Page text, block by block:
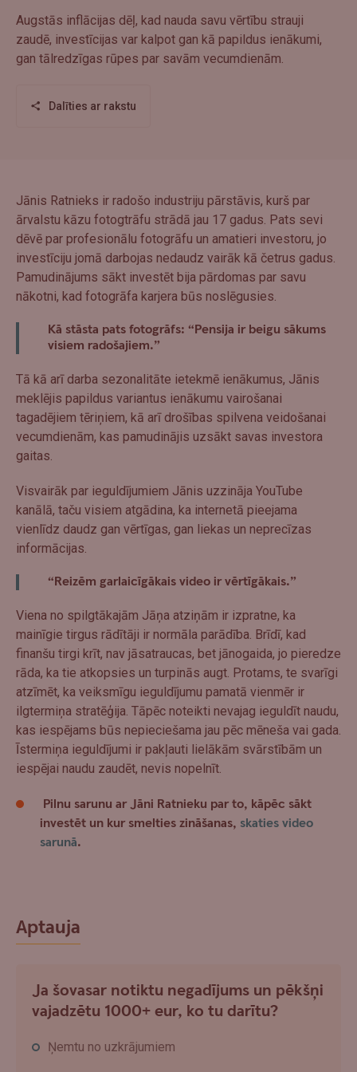
Augstās inflācijas dēļ, kad nauda savu vērtību strauji
zaudē, investīcijas var kalpot gan kā papildus ienākumi,
gan tālredzīgas rūpes par savām vecumdienām.
Dalīties ar rakstu
Jānis Ratnieks ir radošo industriju pārstāvis, kurš par
ārvalstu kāzu fotogtrāfu strādā jau 17 gadus. Pats sevi
dēvē par profesionālu fotogrāfu un amatieri investoru, jo
investīciju jomā darbojas nedaudz vairāk kā četrus gadus.
Pamudinājums sākt investēt bija pārdomas par savu
nākotni, kad fotogrāfa karjera būs noslēgusies.
Kā stāsta pats fotogrāfs: “Pensija ir beigu sākums
visiem radošajiem.”
Tā kā arī darba sezonalitāte ietekmē ienākumus, Jānis
meklējis papildus variantus ienākumu vairošanai
tagadējiem tēriņiem, kā arī drošības spilvena veidošanai
vecumdienām, kas pamudinājis uzsākt savas investora
gaitas.
Visvairāk par ieguldījumiem Jānis uzzināja YouTube
kanālā, taču visiem atgādina, ka internetā pieejama
vienlīdz daudz gan vērtīgas, gan liekas un neprecīzas
informācijas.
“Reizēm garlaicīgākais video ir vērtīgākais.”
Viena no spilgtākajām Jāņa atziņām ir izpratne, ka
mainīgie tirgus rādītāji ir normāla parādība. Brīdī, kad
finanšu tirgi krīt, nav jāsatraucas, bet jānogaida, jo pieredze
rāda, ka tie atkopsies un turpinās augt. Protams, te svarīgi
atzīmēt, ka veiksmīgu ieguldījumu pamatā vienmēr ir
ilgtermiņa stratēģija. Tāpēc noteikti nevajag ieguldīt naudu,
kas iespējams būs nepieciešama jau pēc mēneša vai gada.
Īstermiņa ieguldījumi ir pakļauti lielākām svārstībām un
iespējai naudu zaudēt, nevis nopelnīt.
Pilnu sarunu ar Jāni Ratnieku par to, kāpēc sākt
investēt un kur smelties zināšanas, skaties video
sarunā.
Aptauja
Ja šovasar notiktu negadījums un pēkšņi
vajadzētu 1000+ eur, ko tu darītu?
Ņemtu no uzkrājumiem